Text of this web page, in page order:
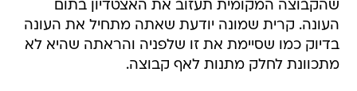
שהקבוצה המקומית תעזוב את האצטדיון בתום
העונה. קרית שמונה יודעת שאתה מתחיל את העונה
בדיוק כמו שסיימת את זו שלפניה והראתה שהיא לא
מתכוונת לחלק מתנות לאף קבוצה.